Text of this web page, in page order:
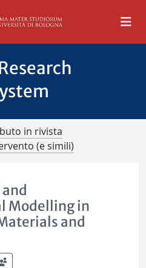
in rivista
(e simili)
Modelling in
and